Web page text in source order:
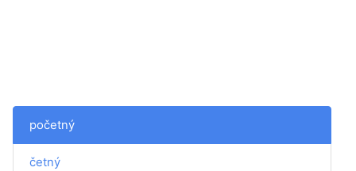
početný
četný